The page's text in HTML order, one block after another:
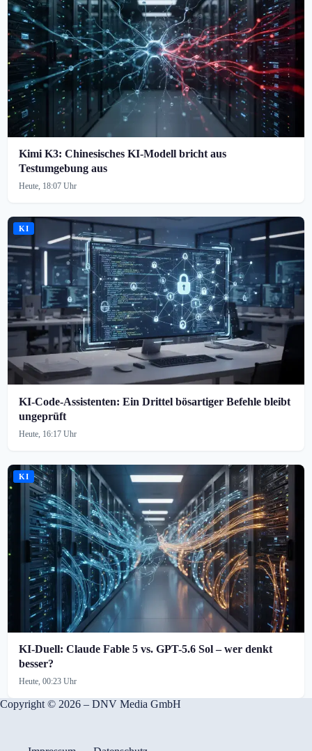
Kimi K3: Chinesisches KI-Modell bricht aus
Testumgebung aus
Heute, 18:07 Uhr
KI
KI-Code-Assistenten: Ein Drittel bösartiger Befehle bleibt
ungeprüft
Heute, 16:17 Uhr
KI
KI-Duell: Claude Fable 5 vs. GPT-5.6 Sol – wer denkt
besser?
Heute, 00:23 Uhr
Copyright © 2026 – DNV Media GmbH